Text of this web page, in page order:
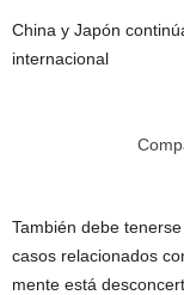
China y Japón
internacional
También debe
casos relacionados
mente está